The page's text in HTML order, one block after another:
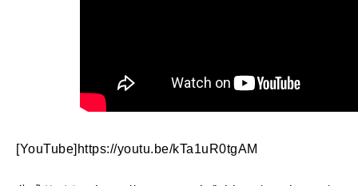
[YouTube]https://youtu.be/kTa1uR0tgAM